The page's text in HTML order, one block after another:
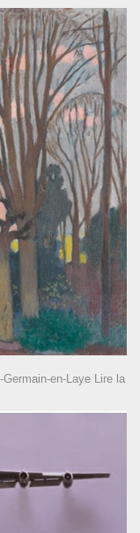
en-Laye Lire la